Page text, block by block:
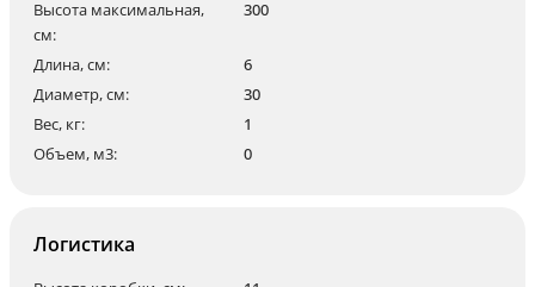
Высота максимальная,
см:
300
Длина, см:
6
Диаметр, см:
30
Вес, кг:
1
Объем, м3:
0
Логистика